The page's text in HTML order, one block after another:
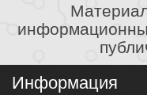
Информация